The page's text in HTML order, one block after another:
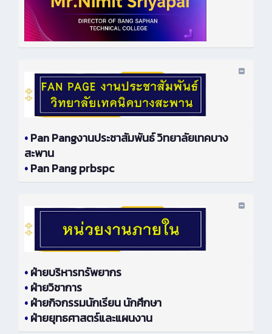
•Pan Pangงานประชาสัมพันธ์ วิทยาลัยเทคบาง
สะพาน
•Pan Pang prbspc
•ฝ่ายบริหารทรัพยากร
•ฝ่ายวิชาการ
•ฝ่ายกิจกรรมนักเรียน นักศึกษา
•ฝ่ายยุทธศาสตร์และแผนงาน